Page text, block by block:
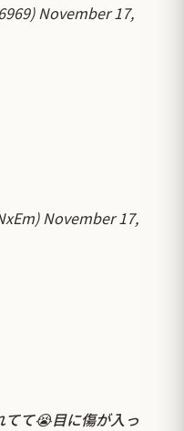
November 17,
November 17,
て😭目に傷が入っ